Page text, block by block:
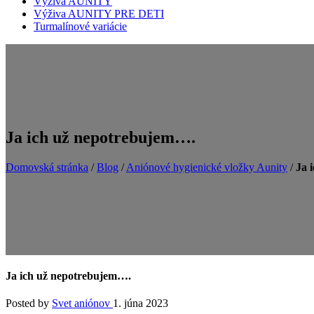
Výživa AUNITY PRE DETI
Turmalínové variácie
Ja ich už nepotrebujem….
Domovská stránka /Blog /Aniónové hygienické vložky Aunity /Ja
Ja ich už nepotrebujem….
Posted by Svet aniónov 1. júna 2023